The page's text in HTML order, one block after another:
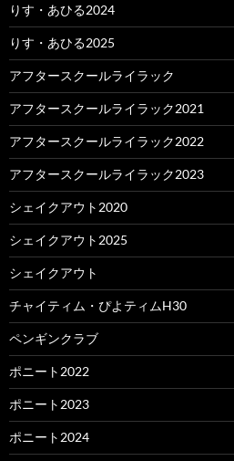
りす・あひる2024
りす・あひる2025
アフタースクールライラック
アフタースクールライラック2021
アフタースクールライラック2022
アフタースクールライラック2023
シェイクアウト2020
シェイクアウト2025
シェイクアウト
チャイティム・ぴよティムH30
ペンギンクラブ
ポニート2022
ポニート2023
ポニート2024